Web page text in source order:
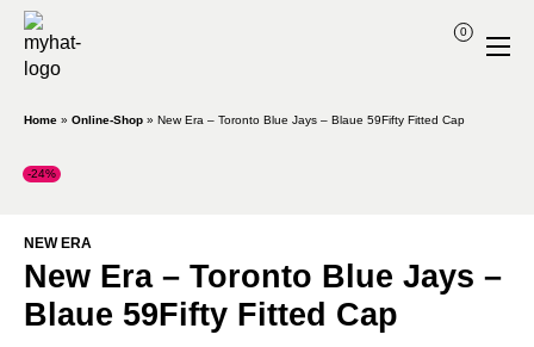
0
Home » Online-Shop » New Era – Toronto Blue Jays – Blaue 59Fifty Fitted Cap
-24%
NEW ERA
New Era – Toronto Blue Jays –
Blaue 59Fifty Fitted Cap